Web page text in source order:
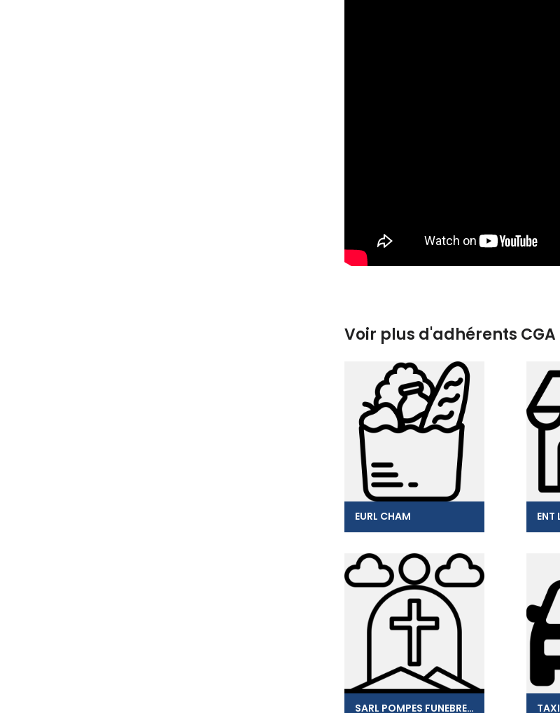
Voir plus d'adhérents CGA
EURL CHAM ENT
SARL POMPES FUNEBRES MARECHAUX